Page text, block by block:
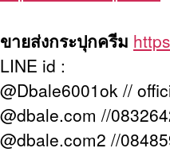
ขายส่งกระปุกครีม
LINE id :
@Dbale6001ok //
@dbale.com //
@dbale.com2 //